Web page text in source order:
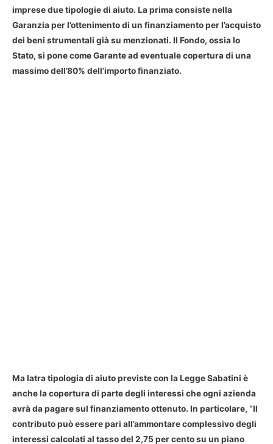
imprese due tipologie di aiuto. La prima consiste nella
Garanzia per l’ottenimento di un finanziamento per l’acquisto
dei beni strumentali già su menzionati. Il Fondo, ossia lo
Stato, si pone come Garante ad eventuale copertura di una
massimo dell’80% dell’importo finanziato.
Ma latra tipologia di aiuto previste con la Legge Sabatini è
anche la copertura di parte degli interessi che ogni azienda
avrà da pagare sul finanziamento ottenuto. In particolare, “Il
contributo può essere pari all’ammontare complessivo degli
interessi calcolati al tasso del 2,75 per cento su un piano